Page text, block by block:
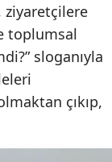
toplumsal
sloganıyla
çıkıp,